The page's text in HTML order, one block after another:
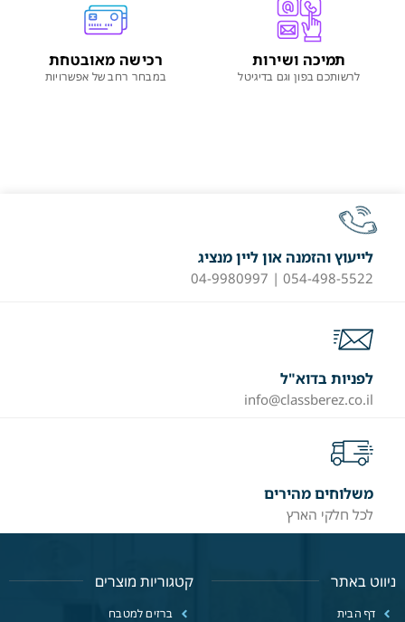
תמיכה ושירות
לרשותכם בפון וגם בדיגיטל
רכישה מאובטחת
במבחר רחב של אפשרויות
לייעוץ והזמנה און ליין מנציג
054-498-5522 | 04-9980997
לפניות בדוא"ל
info@classberez.co.il
משלוחים מהירים
לכל חלקי הארץ
ניווט באתר
דף הבית
קטגוריות מוצרים
ברזים למטבח